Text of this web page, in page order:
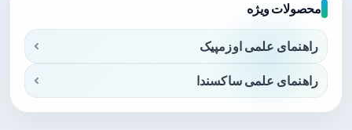
محصولات ویژه
راهنمای علمی اوزمپیک
راهنمای علمی ساکسندا